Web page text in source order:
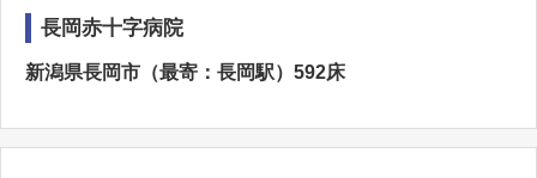
長岡赤十字病院
新潟県長岡市（最寄：長岡駅）592床